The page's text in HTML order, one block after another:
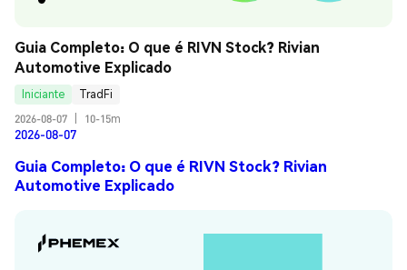
Guia Completo: O que é RIVN Stock? Rivian
Automotive Explicado
Iniciante
TradFi
2026-08-07
10-15m
2026-08-07
Guia Completo: O que é RIVN Stock? Rivian
Automotive Explicado